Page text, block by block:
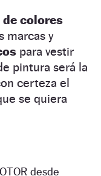
de colores
marcas y
para vestir
pintura será la
certeza el
se quiera
desde